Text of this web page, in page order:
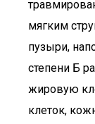
мягким
пузыри,
степени Б
жировую
клеток,